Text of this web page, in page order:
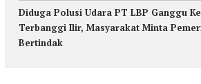
Diduga Polusi Udara PT LBP Ganggu
Terbanggi Ilir, Masyarakat Minta
Bertindak